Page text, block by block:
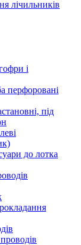
лічильників
і
перфоровані
під
до лотка